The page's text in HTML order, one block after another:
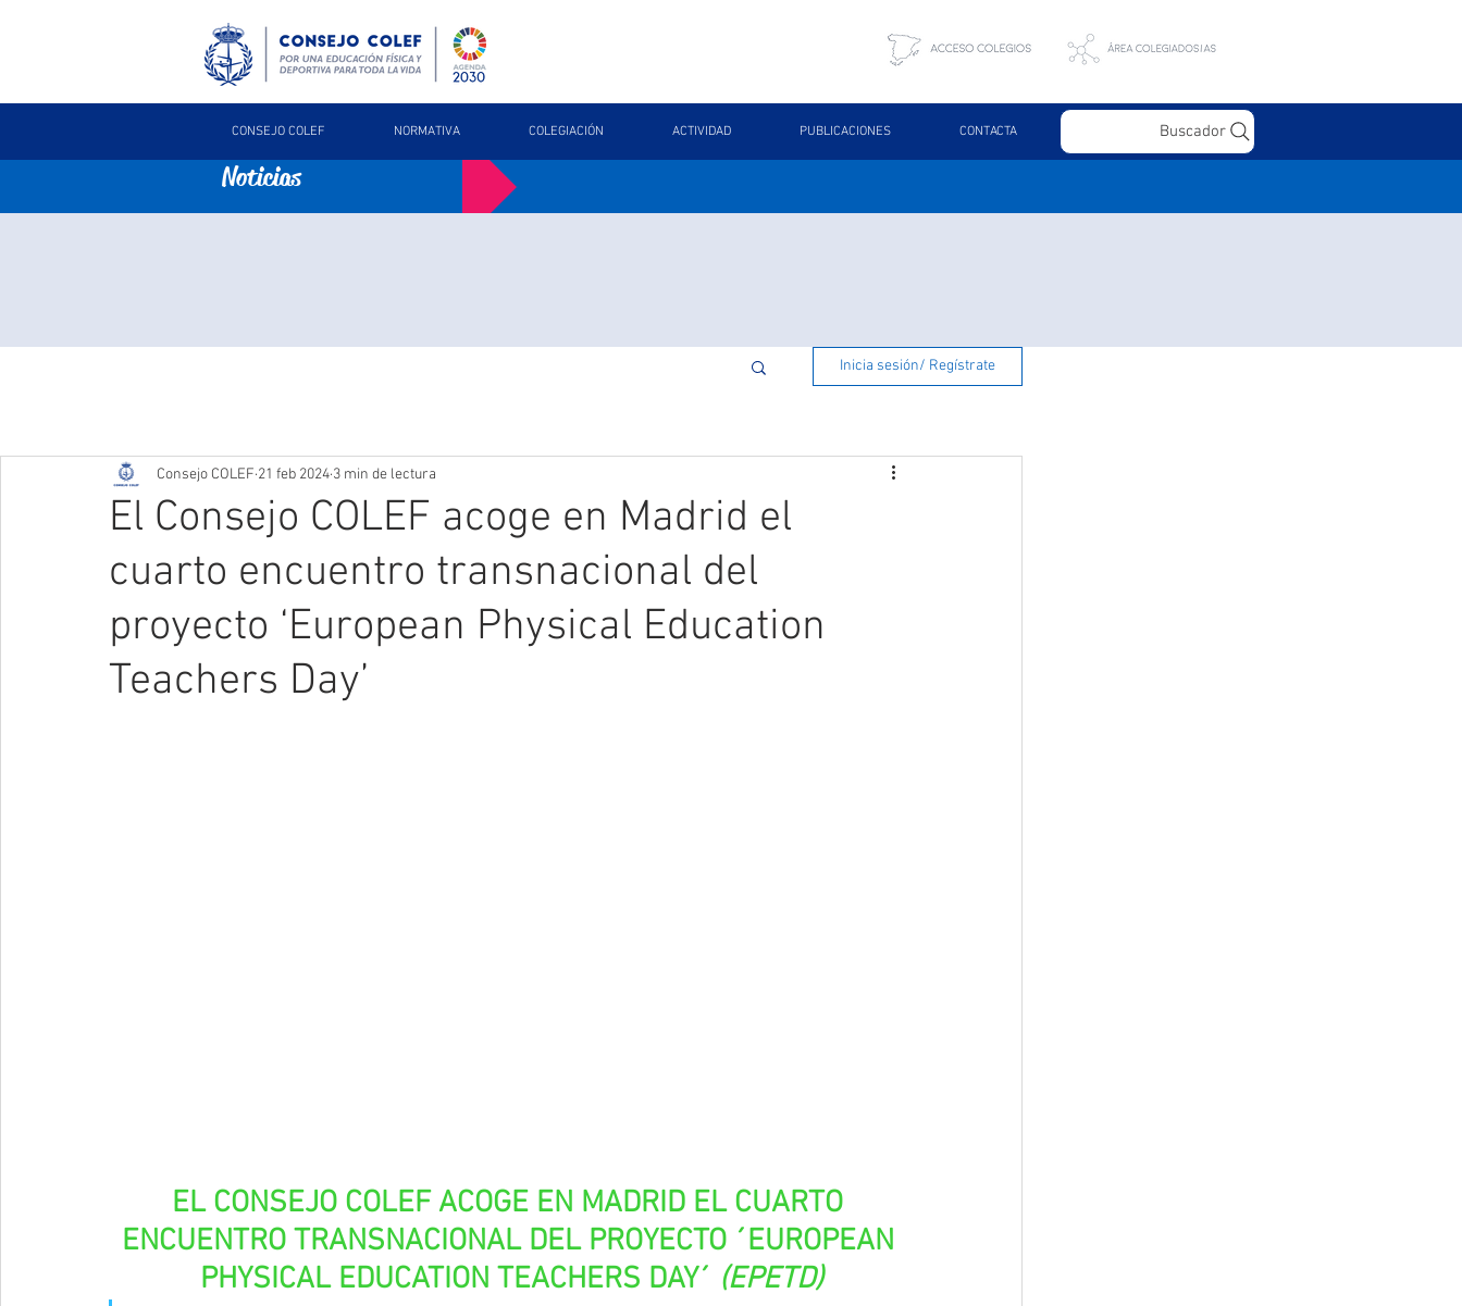
CONSEJO COLEF NORMATIVA COLEGIACIÓN ACTIVIDAD PUBLICACIONES CONTACTA Buscador
Noticias
Inicia sesión/ Regístrate
El Consejo COLEF acoge en Madrid el
cuarto encuentro transnacional del
proyecto ‘European Physical Education
Teachers Day’
Consejo COLEF 21 feb 2024 3 min de lectura
EL CONSEJO COLEF ACOGE EN MADRID EL CUARTO
ENCUENTRO TRANSNACIONAL DEL PROYECTO ´EUROPEAN
PHYSICAL EDUCATION TEACHERS DAY´ (EPETD)